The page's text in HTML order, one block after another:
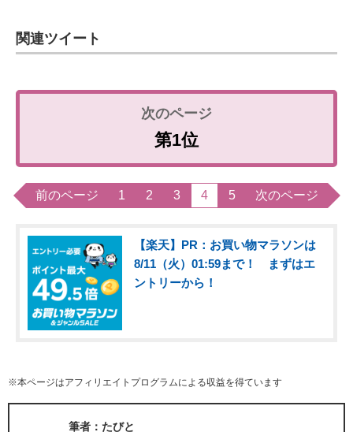
関連ツイート
第1位
前のページ 1 2 3 4 5 次のページ
【楽天】PR：お買い物マラソンは
8/11（火）01:59まで！ まずはエ
ントリーから！
※本ページはアフィリエイトプログラムによる収益を得ています
筆者：たびと